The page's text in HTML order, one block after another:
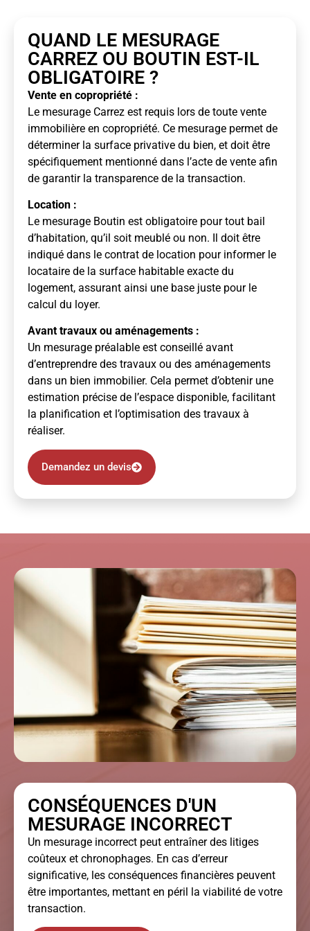
QUAND LE MESURAGE
CARREZ OU BOUTIN EST-IL
OBLIGATOIRE ?
Vente en copropriété :
Le mesurage Carrez est requis lors de toute vente
immobilière en copropriété. Ce mesurage permet de
déterminer la surface privative du bien, et doit être
spécifiquement mentionné dans l’acte de vente afin
de garantir la transparence de la transaction.
Location :
Le mesurage Boutin est obligatoire pour tout bail
d’habitation, qu’il soit meublé ou non. Il doit être
indiqué dans le contrat de location pour informer le
locataire de la surface habitable exacte du
logement, assurant ainsi une base juste pour le
calcul du loyer.
Avant travaux ou aménagements :
Un mesurage préalable est conseillé avant
d’entreprendre des travaux ou des aménagements
dans un bien immobilier. Cela permet d’obtenir une
estimation précise de l’espace disponible, facilitant
la planification et l’optimisation des travaux à
réaliser.
Demandez un devis
CONSÉQUENCES D'UN
MESURAGE INCORRECT
Un mesurage incorrect peut entraîner des litiges
coûteux et chronophages. En cas d’erreur
significative, les conséquences financières peuvent
être importantes, mettant en péril la viabilité de votre
transaction.